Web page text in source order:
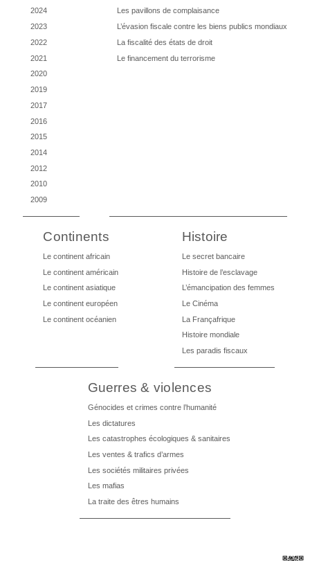
2024
2023
2022
2021
2020
2019
2017
2016
2015
2014
2012
2010
2009
Les pavillons de complaisance
L’évasion fiscale contre les biens publics mondiaux
La fiscalité des états de droit
Le financement du terrorisme
Continents
Le continent africain
Le continent américain
Le continent asiatique
Le continent européen
Le continent océanien
Histoire
Le secret bancaire
Histoire de l’esclavage
L’émancipation des femmes
Le Cinéma
La Françafrique
Histoire mondiale
Les paradis fiscaux
Guerres & violences
Génocides et crimes contre l’humanité
Les dictatures
Les catastrophes écologiques & sanitaires
Les ventes & trafics d’armes
Les sociétés militaires privées
Les mafias
La traite des êtres humains